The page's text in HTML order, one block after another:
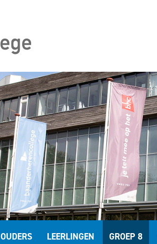
OUDERS LEERLINGEN GROEP 8